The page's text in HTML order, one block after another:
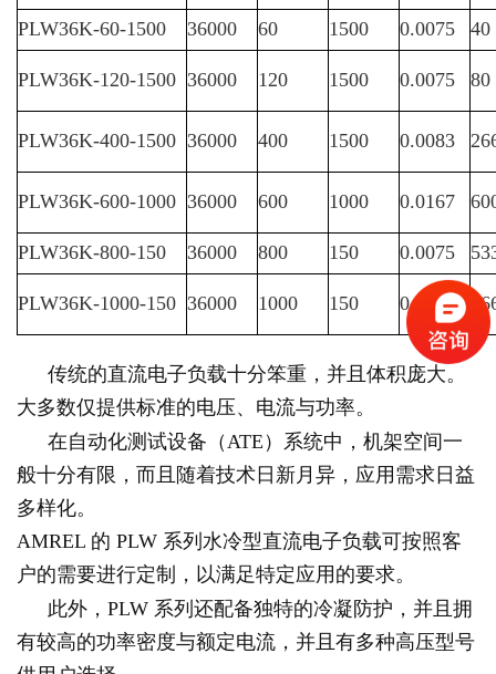
PLW36K-60-1500 36000 60 1500 0.0075 40
PLW36K-120-1500 36000 120 1500 0.0075 80
PLW36K-400-1500 36000 400 1500 0.0083
PLW36K-600-1000 36000 600 1000 0.0167
PLW36K-800-150 36000 800 150 0.0075
PLW36K-1000-150 36000 1000 150 0.006
传统的直流电子负载十分笨重，并且体积庞大。
大多数仅提供标准的电压、电流与功率。
在自动化测试设备（ATE）系统中，机架空间一
般十分有限，而且随着技术日新月异，应用需求日益
多样化。
AMREL 的 PLW 系列水冷型直流电子负载可按照客
户的需要进行定制，以满足特定应用的要求。
此外，PLW 系列还配备独特的冷凝防护，并且拥
有较高的功率密度与额定电流，并且有多种高压型号